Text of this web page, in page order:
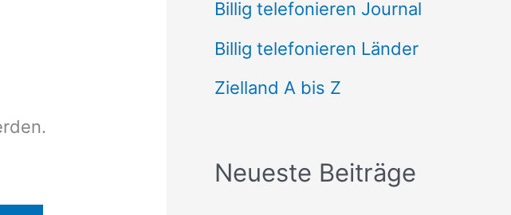
e
n
n
h
Billig telefonieren Journal
Billig telefonieren Länder
Zielland A bis Z
Neueste Beiträge